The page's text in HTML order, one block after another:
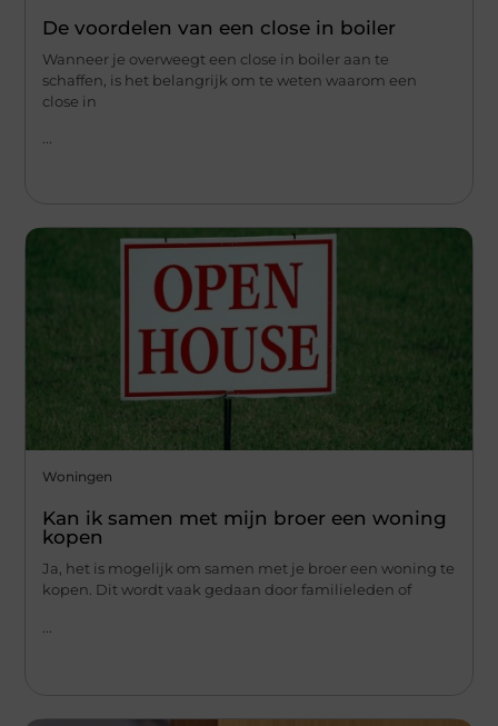
De voordelen van een close in boiler
Wanneer je overweegt een close in boiler aan te
schaffen, is het belangrijk om te weten waarom een
close in
Woningen
Kan ik samen met mijn broer een woning
kopen
Ja, het is mogelijk om samen met je broer een woning te
kopen. Dit wordt vaak gedaan door familieleden of